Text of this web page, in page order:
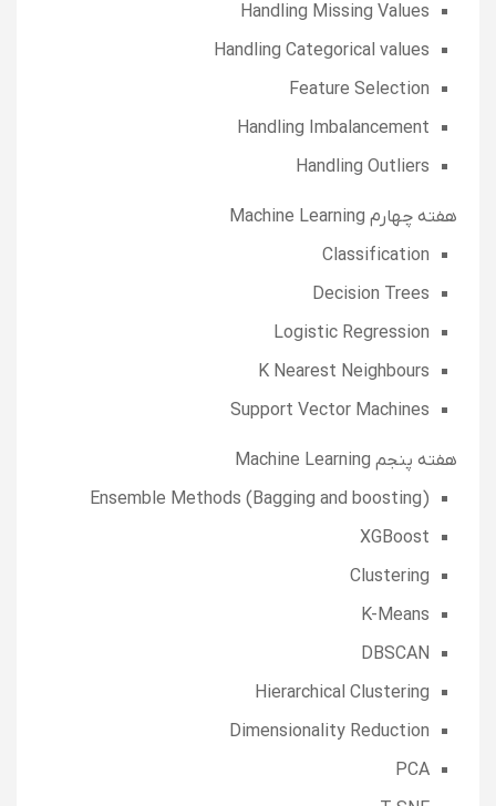
Handling Missing Values
Handling Categorical values
Feature Selection
Handling Imbalancement
Handling Outliers
هفته چهارم Machine Learning
Classification
Decision Trees
Logistic Regression
K Nearest Neighbours
Support Vector Machines
هفته پنجم Machine Learning
Ensemble Methods (Bagging and boosting)
XGBoost
Clustering
K-Means
DBSCAN
Hierarchical Clustering
Dimensionality Reduction
PCA